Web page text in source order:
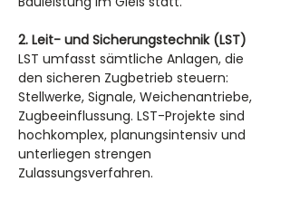
2. Leit- und Sicherungstechnik (LST)
LST umfasst sämtliche Anlagen, die
den sicheren Zugbetrieb steuern:
Stellwerke, Signale, Weichenantriebe,
Zugbeeinflussung. LST-Projekte sind
hochkomplex, planungsintensiv und
unterliegen strengen
Zulassungsverfahren.